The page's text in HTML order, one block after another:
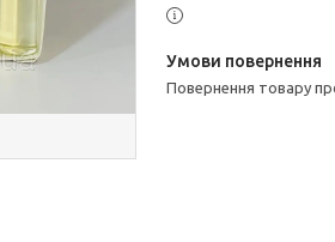
повернення товару